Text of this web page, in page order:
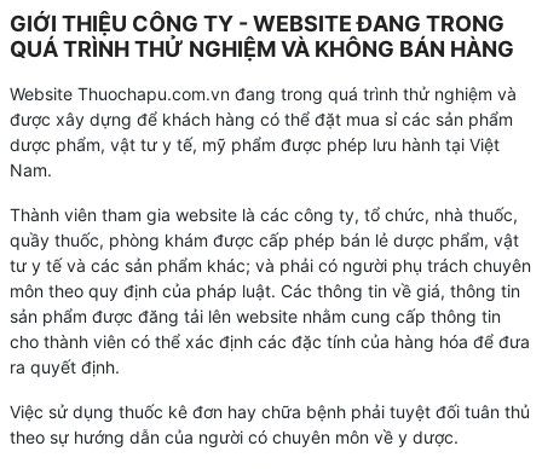
GIỚI THIỆU CÔNG TY - WEBSITE ĐANG TRONG
QUÁ TRÌNH THỬ NGHIỆM VÀ KHÔNG BÁN HÀNG
Website Thuochapu.com.vn đang trong quá trình thử nghiệm và
được xây dựng để khách hàng có thể đặt mua sỉ các sản phẩm
dược phẩm, vật tư y tế, mỹ phẩm được phép lưu hành tại Việt
Nam.
Thành viên tham gia website là các công ty, tổ chức, nhà thuốc,
quầy thuốc, phòng khám được cấp phép bán lẻ dược phẩm, vật
tư y tế và các sản phẩm khác; và phải có người phụ trách chuyên
môn theo quy định của pháp luật. Các thông tin về giá, thông tin
sản phẩm được đăng tải lên website nhằm cung cấp thông tin
cho thành viên có thể xác định các đặc tính của hàng hóa để đưa
ra quyết định.
Việc sử dụng thuốc kê đơn hay chữa bệnh phải tuyệt đối tuân thủ
theo sự hướng dẫn của người có chuyên môn về y dược.